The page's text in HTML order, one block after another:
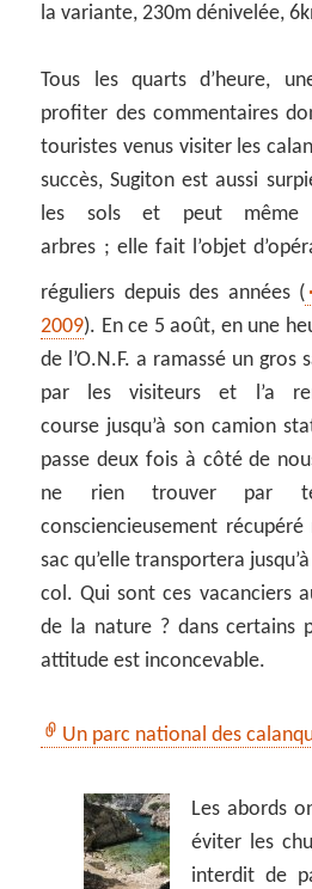
la variante, 230m dénivelée,
Tous les quarts d’heure,
profiter des commentaires
touristes venus visiter les
succès, Sugiton est aussi
les sols et peut même
arbres ; elle fait l’objet
réguliers depuis des années (
2009). En ce 5 août, en une
de l’O.N.F. a ramassé un gros
par les visiteurs et l’a
course jusqu’à son camion
passe deux fois à côté de
ne rien trouver par
consciencieusement
sac qu’elle transportera
col. Qui sont ces vacanciers
de la nature ? dans certains
attitude est inconcevable.
Un parc national des
Les abords
éviter les
interdit de